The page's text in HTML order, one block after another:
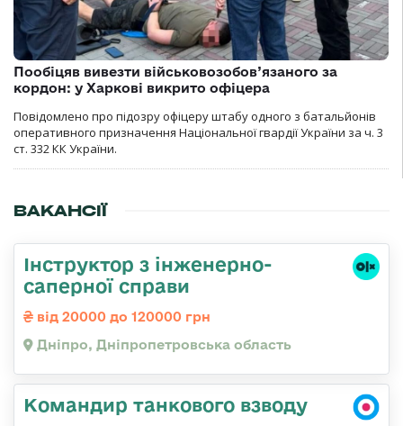
Пообіцяв вивезти військовозобов’язаного за
кордон: у Харкові викрито офіцера
Повідомлено про підозру офіцеру штабу одного з батальйонів
оперативного призначення Національної гвардії України за ч. 3
ст. 332 КК України.
ВАКАНСІЇ
Інструктор з інженерно-
саперної справи
від 20000 до 120000 грн
Дніпро, Дніпропетровська область
Командир танкового взводу